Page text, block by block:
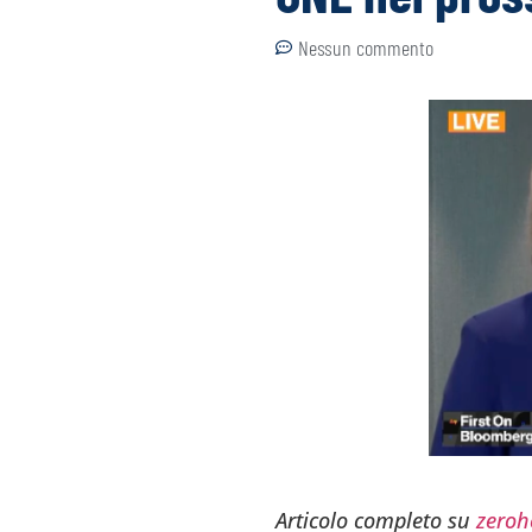
Nessun commento
Articolo completo su